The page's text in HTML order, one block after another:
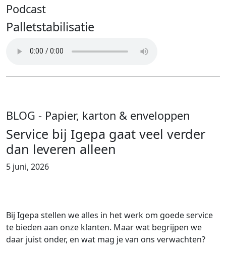
Podcast
Palletstabilisatie
BLOG - Papier, karton & enveloppen
Service bij Igepa gaat veel verder
dan leveren alleen
5 juni, 2026
Bij Igepa stellen we alles in het werk om goede service
te bieden aan onze klanten. Maar wat begrijpen we
daar juist onder, en wat mag je van ons verwachten?